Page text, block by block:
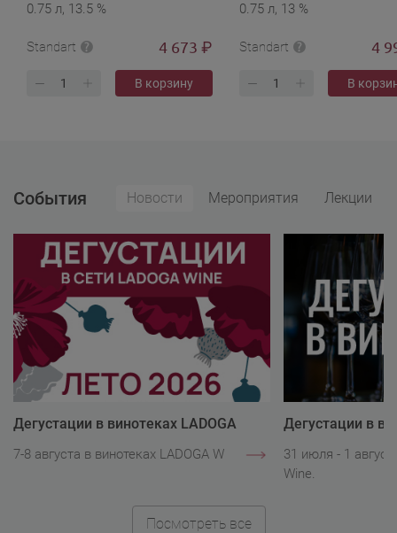
0.75 л, 13.5 %
Standart 4 673 ₽
В корзину
0.75 л, 13 %
Standart 4
В
События Новости Мероприятия Лекции
Дегустации в винотеках LADOGA
7-8 августа в винотеках LADOGA Wine.
Дегустации в
31 июля - 1
Wine.
Посмотреть все